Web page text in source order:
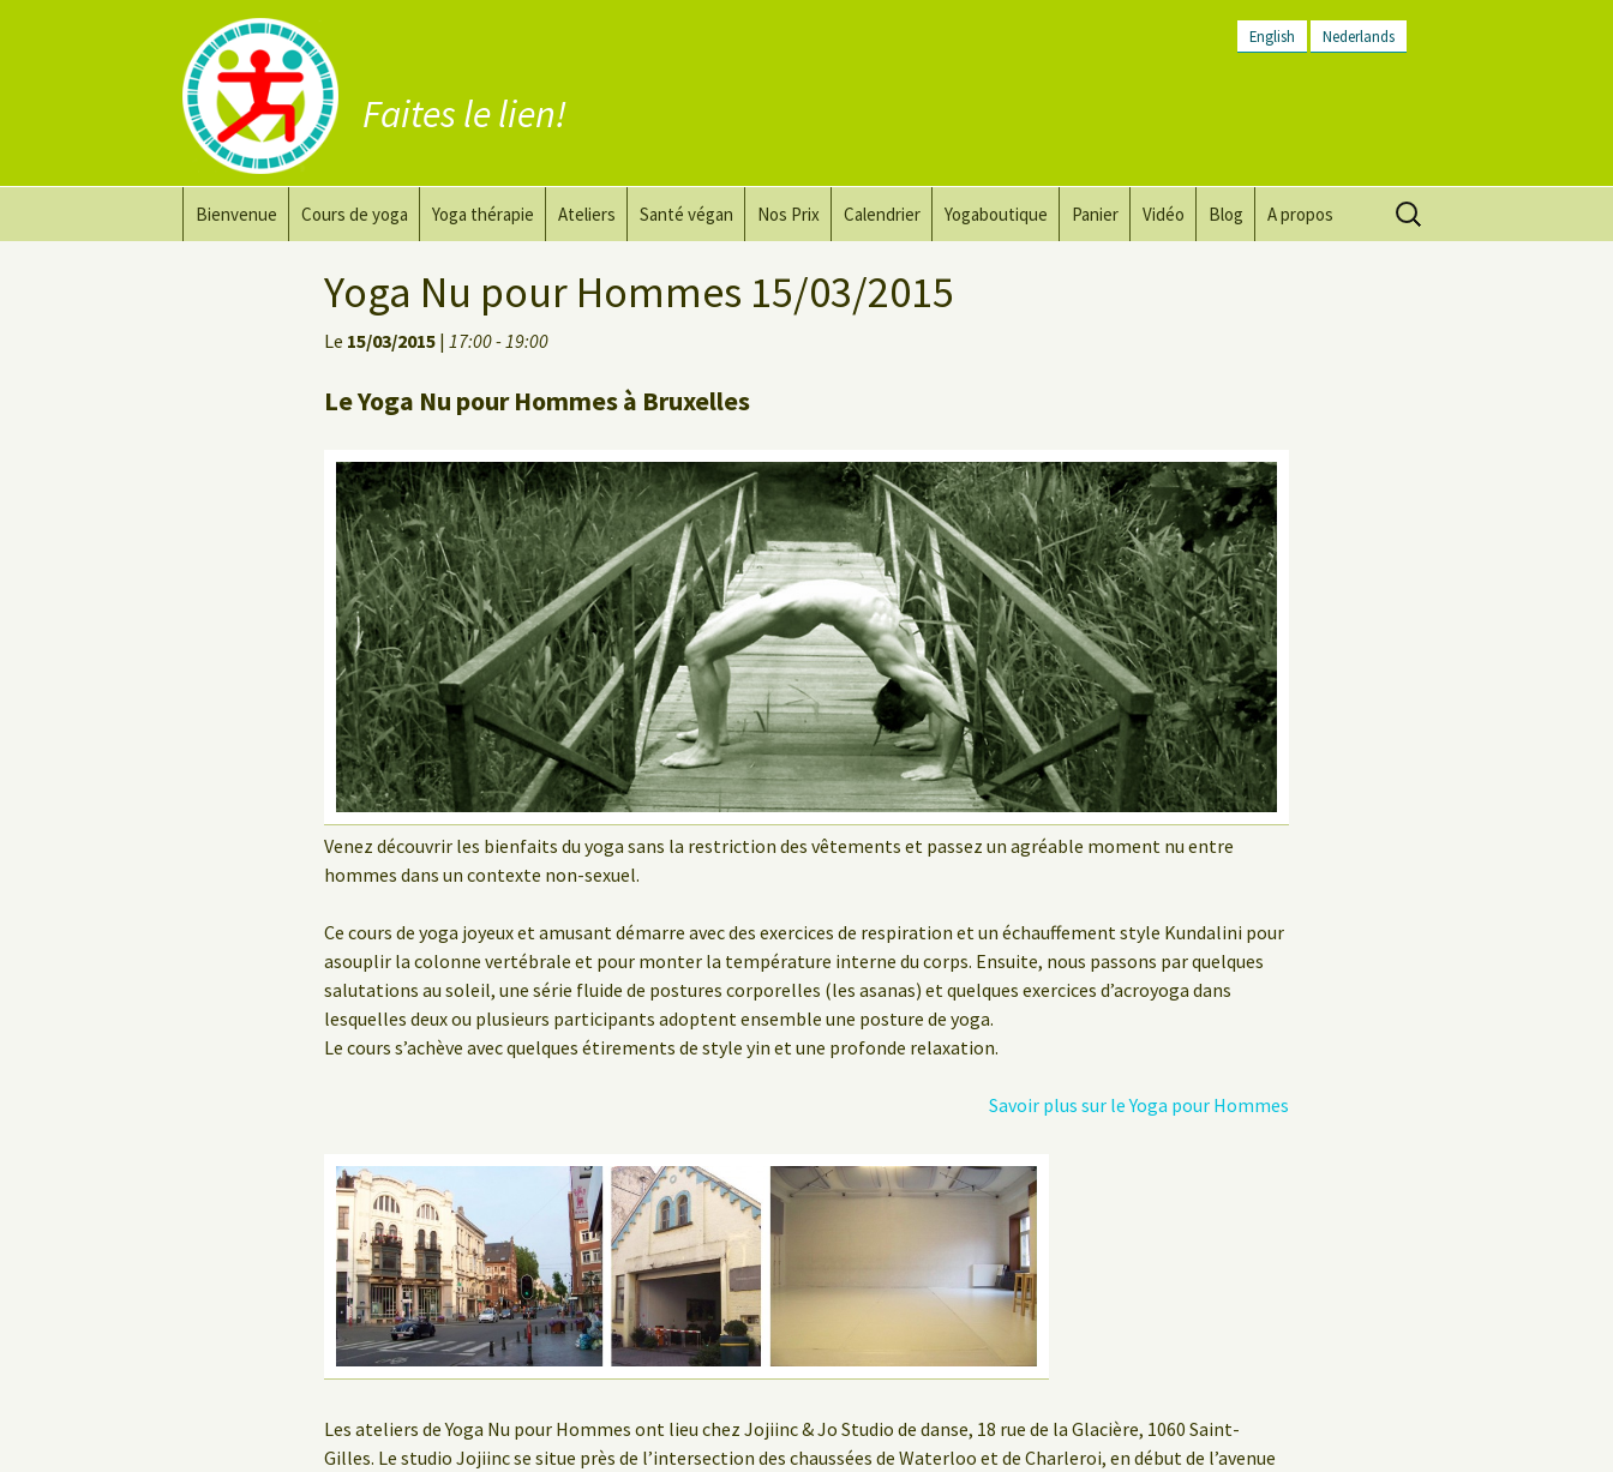
English Nederlands
Faites le lien!
Bienvenue Cours de yoga
Prana Yoga Flow Basic
Yin Yoga Étirement Profond
Le Yoga au travail
Yoga thérapie
Le yoga pour guérir
Ateliers Santé végan
Substituer les produits
Substituer les œufs
Nos Prix Calendrier Yogaboutique Panier Vidéo Blog A propos
Conditions générales
Politique de confidentialité
Livre d’hôtes
Rechercher :
Yoga Nu pour Hommes 15/03/2015
Le 15/03/2015 | 17:00 - 19:00
Le Yoga Nu pour Hommes à Bruxelles
Venez découvrir les bienfaits du yoga sans la restriction des vêtements et passez un agréable moment nu entre
hommes dans un contexte non-sexuel.
Ce cours de yoga joyeux et amusant démarre avec des exercices de respiration et un échauffement style Kundalini pour
asouplir la colonne vertébrale et pour monter la température interne du corps. Ensuite, nous passons par quelques
salutations au soleil, une série fluide de postures corporelles (les asanas) et quelques exercices d’acroyoga dans
lesquelles deux ou plusieurs participants adoptent ensemble une posture de yoga.
Le cours s’achève avec quelques étirements de style yin et une profonde relaxation.
Savoir plus sur le Yoga pour Hommes
Les ateliers de Yoga Nu pour Hommes ont lieu chez Jojiinc & Jo Studio de danse, 18 rue de la Glacière, 1060 Saint-
Gilles. Le studio Jojiinc se situe près de l’intersection des chaussées de Waterloo et de Charleroi, en début de l’avenue